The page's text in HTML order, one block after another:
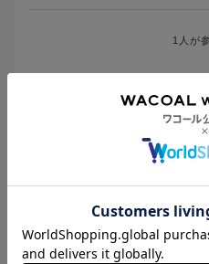
1 人が
レースなのではき心地も良
性別：女性年代：30代購入場所：ウェ